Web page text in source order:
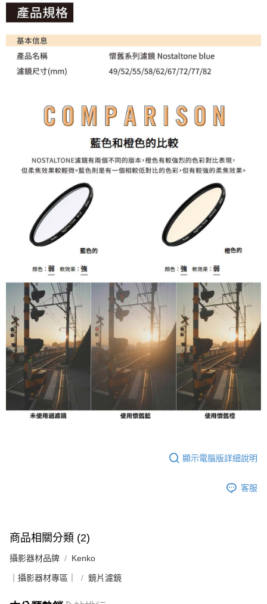
顯示電腦版詳細說明
客服
商品相關分類 (2)
攝影器材品牌 Kenko
｜攝影器材專區｜ 鏡片濾鏡